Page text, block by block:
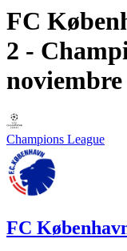
FC
2 -
noviembre
Champions League
FC